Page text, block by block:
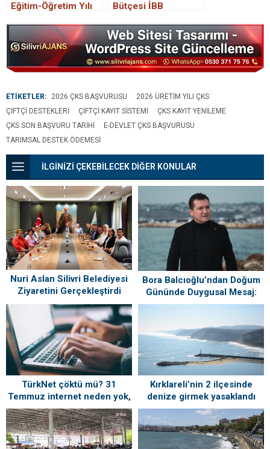
Eğitim-Öğretim Yılı
Gerçekleştirildi
Bütçesi İBB
Onaylandı
ETİKETLER: 2026 ÇKS BAŞVURUSU
2026 ÜRETIM YILI ÇKS
ÇIFTÇI DESTEKLERI
ÇIFTÇI KAYIT SISTEMI
ÇKS KAYIT YENILEME
ÇKS SON BAŞVURU TARIHI
E-DEVLET ÇKS BAŞVURUSU
TARIMSAL DESTEK ÖDEMESI
İLGİNİZİ ÇEKEBİLECEK DİĞER KONULAR
Nuri Aslan Silivri Belediyesi
Ziyaretini Gerçekleştirdi
Bora Balcıoğlu’ndan Doğum
Gününde Duygusal Mesaj:
“Silivri’mi Çok Özlüyorum”
TürkNet çöktü mü? 31
Temmuz internet neden yok,
ne zaman gelecek?
Kırklareli’nin 2 ilçesinde
denize girmek yasaklandı